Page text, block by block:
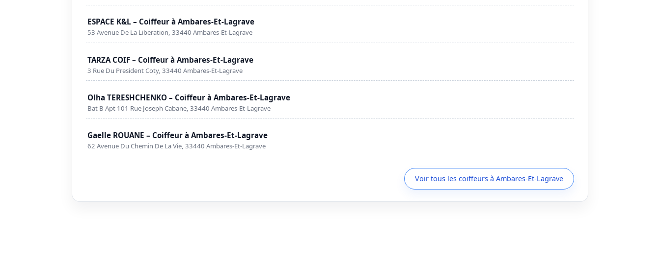
ESPACE K&L – Coiffeur à Ambares-Et-Lagrave
53 Avenue De La Liberation, 33440 Ambares-Et-Lagrave
TARZA COIF – Coiffeur à Ambares-Et-Lagrave
3 Rue Du President Coty, 33440 Ambares-Et-Lagrave
Olha TERESHCHENKO – Coiffeur à Ambares-Et-Lagrave
Bat B Apt 101 Rue Joseph Cabane, 33440 Ambares-Et-Lagrave
Gaelle ROUANE – Coiffeur à Ambares-Et-Lagrave
62 Avenue Du Chemin De La Vie, 33440 Ambares-Et-Lagrave
Voir tous les coiffeurs à Ambares-Et-Lagrave